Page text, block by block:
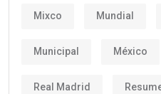
Mixco Mundial
Municipal México
Real Madrid